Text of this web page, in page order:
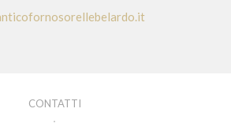
CONTATTI